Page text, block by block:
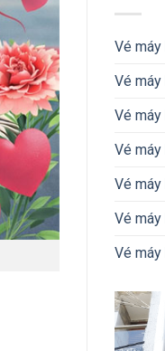
Vé
Vé
Vé
Vé
Vé
Vé
Vé máy